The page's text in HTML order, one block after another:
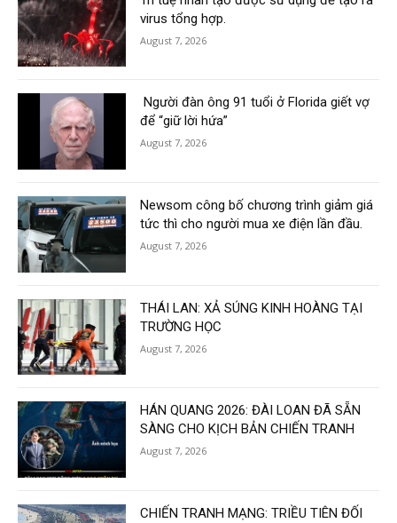
virus tổng hợp.
August 7, 2026
Người đàn ông 91 tuổi ở Florida giết vợ
để “giữ lời hứa”
August 7, 2026
Newsom công bố chương trình giảm giá
tức thì cho người mua xe điện lần đầu.
August 7, 2026
THÁI LAN: XẢ SÚNG KINH HOÀNG TẠI
TRƯỜNG HỌC
August 7, 2026
HÁN QUANG 2026: ĐÀI LOAN ĐÃ SẴN
SÀNG CHO KỊCH BẢN CHIẾN TRANH
August 7, 2026
CHIẾN TRANH MẠNG: TRIỀU TIÊN ĐỐI